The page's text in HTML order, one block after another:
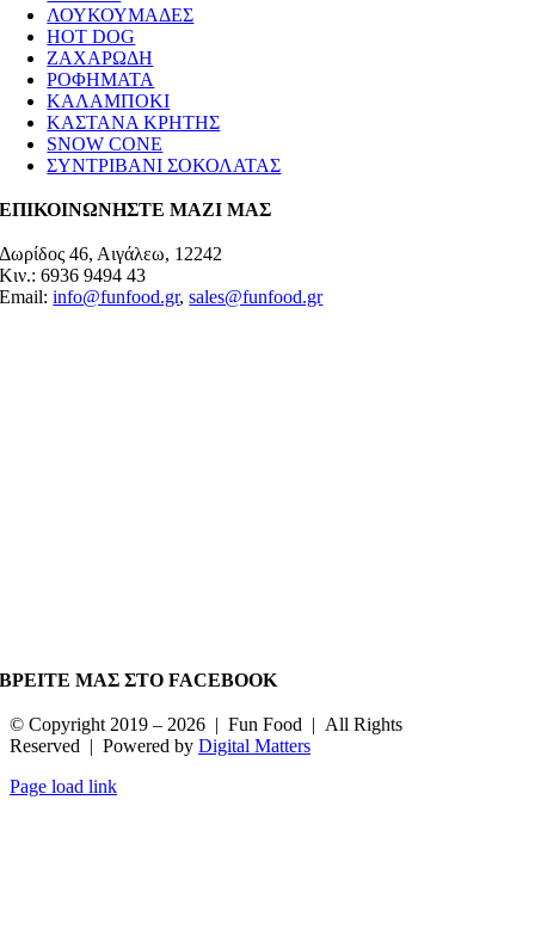
ΛΟΥΚΟΥΜΑΔΕΣ
HOT DOG
ΖΑΧΑΡΩΔΗ
ΡΟΦΗΜΑΤΑ
ΚΑΛΑΜΠΟΚΙ
ΚΑΣΤΑΝΑ ΚΡΗΤΗΣ
SNOW CONE
ΣΥΝΤΡΙΒΑΝΙ ΣΟΚΟΛΑΤΑΣ
ΕΠΙΚΟΙΝΩΝΗΣΤΕ ΜΑΖΙ ΜΑΣ
Δωρίδος 46, Αιγάλεω, 12242
Κιν.: 6936 9494 43
Email:info@funfood.gr,sales@funfood.gr
ΒΡΕΙΤΕ ΜΑΣ ΣΤΟ FACEBOOK
© Copyright 2019 – 2026 | Fun Food | All Rights
Reserved | Powered by Digital Matters
Page load link